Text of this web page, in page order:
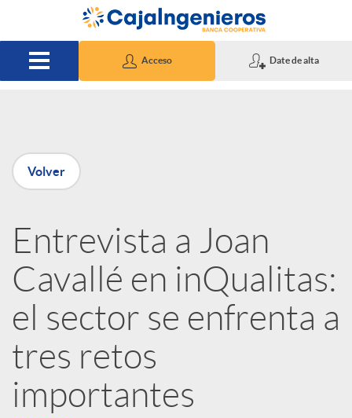
Saltar al contenido principal
Acceso Date de alta
P
u
b
l
i
c
Volver
Entrevista a Joan
Cavallé en inQualitas:
el sector se enfrenta a
tres retos
importantes